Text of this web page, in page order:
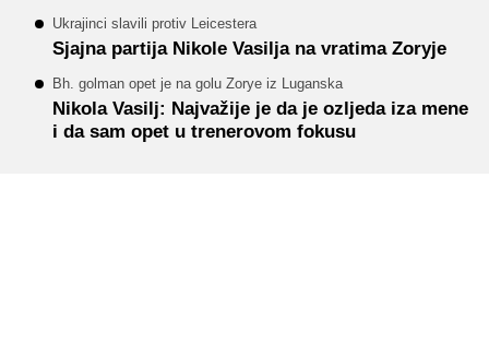
Ukrajinci slavili protiv Leicestera
Sjajna partija Nikole Vasilja na vratima Zoryje
Bh. golman opet je na golu Zorye iz Luganska
Nikola Vasilj: Najvažije je da je ozljeda iza mene
i da sam opet u trenerovom fokusu